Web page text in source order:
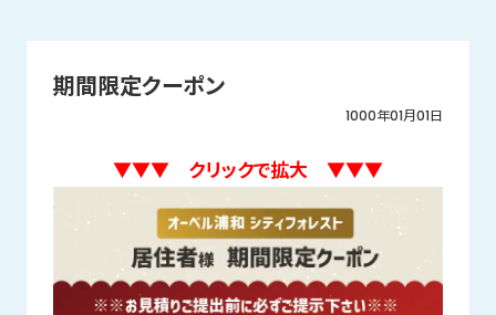
期間限定クーポン
1000年01月01日
▼▼▼ クリックで拡大 ▼▼▼